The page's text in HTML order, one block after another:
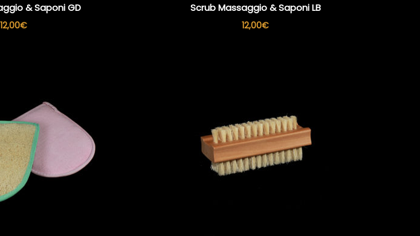
& Saponi GD
12,00€
Scrub Massaggio & Saponi LB
12,00€